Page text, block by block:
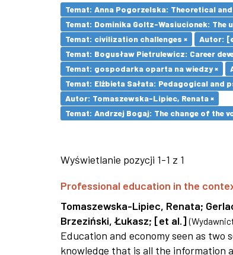
Temat: Anna Pogorzelska: Theoretical
Temat: Dominika Goltz-Wasiucionek:
Temat: civilization challenges ×
Autor:
Temat: Bogusław Pietrulewicz: Career
Temat: gospodarka oparta na wiedzy ×
Temat: Elżbieta Sałata: Pedagogical
Autor: Tomaszewska-Lipiec, Renata ×
Temat: Andrzej Bogaj: The change of the
Wyświetlanie pozycji 1-1 z 1
Professional education in the
Tomaszewska-Lipiec, Renata;
Brzeziński, Łukasz; [et al.] (
Education and economy seen as two
knowledge that is all the